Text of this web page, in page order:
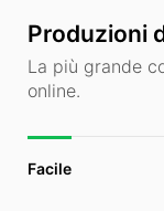
Produzioni
La più grande
online.
Facile